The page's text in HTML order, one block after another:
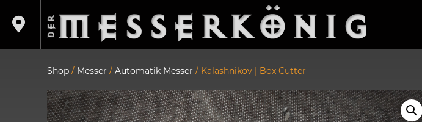
Shop / Messer /Automatik Messer / Kalashnikov | Box Cutter